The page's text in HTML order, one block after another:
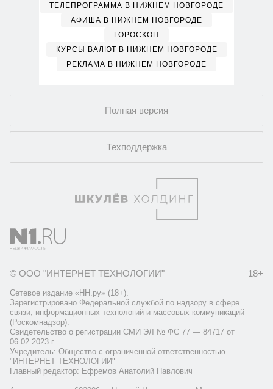
ТЕЛЕПРОГРАММА В НИЖНЕМ НОВГОРОДЕ
АФИША В НИЖНЕМ НОВГОРОДЕ
ГОРОСКОП
КУРСЫ ВАЛЮТ В НИЖНЕМ НОВГОРОДЕ
РЕКЛАМА В НИЖНЕМ НОВГОРОДЕ
Полная версия
Техподдержка
© ООО "ИНТЕРНЕТ ТЕХНОЛОГИИ" 18+
Сетевое издание «НН.ру» (18+).
Зарегистрировано Федеральной службой по надзору в сфере
связи, информационных технологий и массовых коммуникаций
(Роскомнадзор).
Свидетельство о регистрации СМИ ЭЛ № ФС 77 — 84717 от
06.02.2023 г.
Учредитель: Общество с ограниченной ответственностью
"ИНТЕРНЕТ ТЕХНОЛОГИИ"
Главный редактор: Ефремов Анатолий Павлович